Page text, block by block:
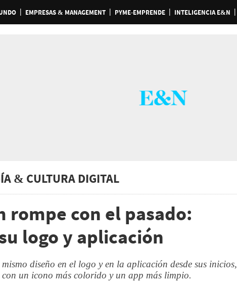
EMPRESAS & MANAGEMENT PYME-EMPRENDE INTELIGENCIA E&N
& CULTURA DIGITAL
rompe con el pasado:
logo y aplicación
diseño en el logo y en la aplicación desde sus inicios,
con un icono más colorido y un app más limpio.